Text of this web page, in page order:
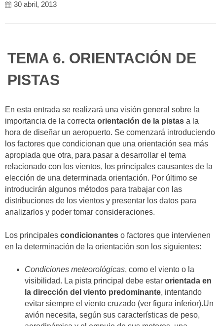
30 abril, 2013
TEMA 6. ORIENTACIÓN DE
PISTAS
En esta entrada se realizará una visión general sobre la
importancia de la correcta orientación de la pistas a la
hora de diseñar un aeropuerto. Se comenzará introduciendo
los factores que condicionan que una orientación sea más
apropiada que otra, para pasar a desarrollar el tema
relacionado con los vientos, los principales causantes de la
elección de una determinada orientación. Por último se
introducirán algunos métodos para trabajar con las
distribuciones de los vientos y presentar los datos para
analizarlos y poder tomar consideraciones.
Los principales condicionantes o factores que intervienen
en la determinación de la orientación son los siguientes:
Condiciones meteorológicas, como el viento o la
visibilidad. La pista principal debe estar orientada en
la dirección del viento predominante, intentando
evitar siempre el viento cruzado (ver figura inferior).Un
avión necesita, según sus características de peso,